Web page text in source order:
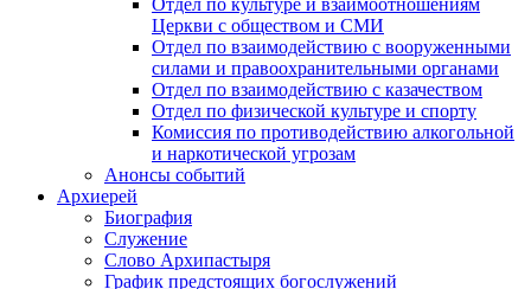
Церкви с обществом и СМИ
Отдел по взаимодействию с вооруженными
силами и правоохранительными органами
Отдел по взаимодействию с казачеством
Отдел по физической культуре и спорту
Комиссия по противодействию алкогольной
и наркотической угрозам
Анонсы событий
Архиерей
Биография
Служение
Слово Архипастыря
График предстоящих богослужений